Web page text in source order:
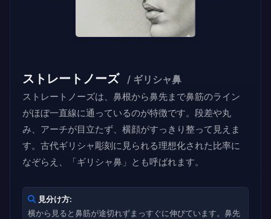
ストレートノーズ / ギリシャ鼻
ストレートノーズは、鼻根から鼻先まで鼻筋のライン
がほぼ一直線に通っているのが特徴です。段差や丸
み、アーチが目立たず、横顔がすっきり整って見えま
す。古代ギリシャ彫刻に見られる理想化された比率に
なぞらえ、「ギリシャ鼻」とも呼ばれます。
見分け方:
横から見ると鼻筋が途切れずまっすぐに伸びています。鼻先